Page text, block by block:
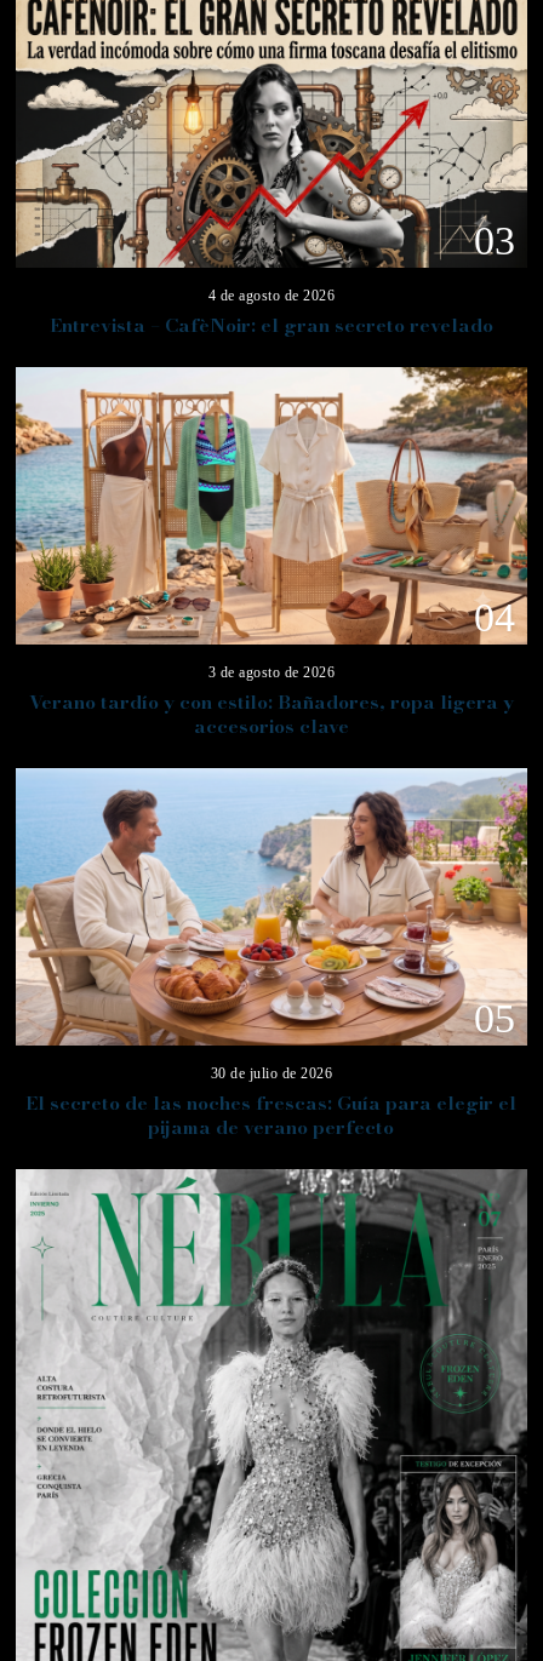
03
4 de agosto de 2026
Entrevista – CafèNoir: el gran secreto revelado
04
3 de agosto de 2026
Verano tardío y con estilo: Bañadores, ropa ligera y
accesorios clave
05
30 de julio de 2026
El secreto de las noches frescas: Guía para elegir el
pijama de verano perfecto